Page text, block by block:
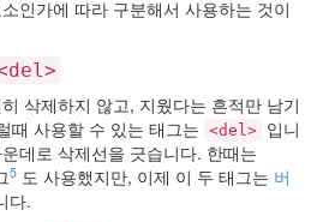
인가에 따라 구분해서 사용하는 것이
삭제하지 않고, 지웠다는 흔적만 남기
때 사용할 수 있는 태그는 <del> 입니
데로 삭제선을 긋습니다. 한때는
5 도 사용했지만, 이제 이 두 태그는 버
다.